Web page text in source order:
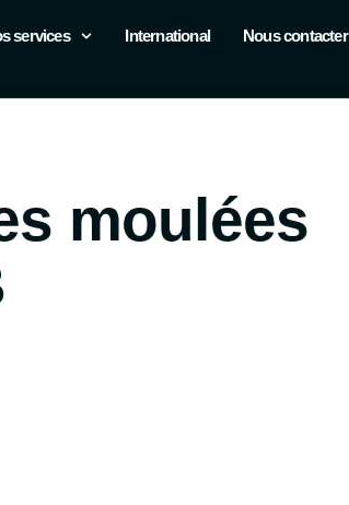
services International Nous contacter
moulées